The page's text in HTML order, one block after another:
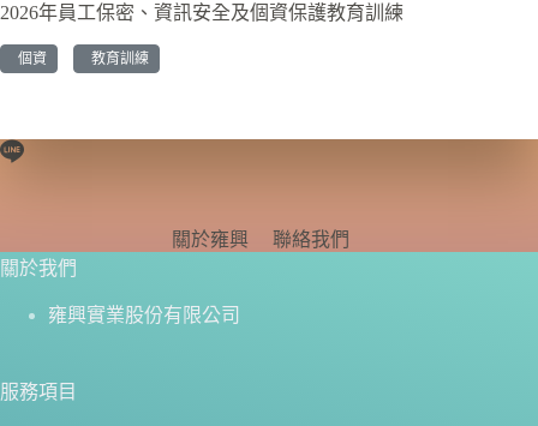
2026年員工保密、資訊安全及個資保護教育訓練
個資 教育訓練
關於雍興
聯絡我們
關於我們
雍興實業股份有限公司
服務項目